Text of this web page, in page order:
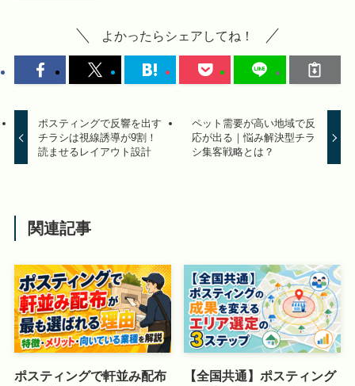
よかったらシェアしてね！
ポスティングで反響を出す
チラシは視線誘導が9割！
読ませるレイアウト設計
ペット需要が高い地域で反
応が出る｜悩み解決型チラ
シ集客戦略とは？
関連記事
ポスティングで軒並み配布
【全国共通】ポスティング